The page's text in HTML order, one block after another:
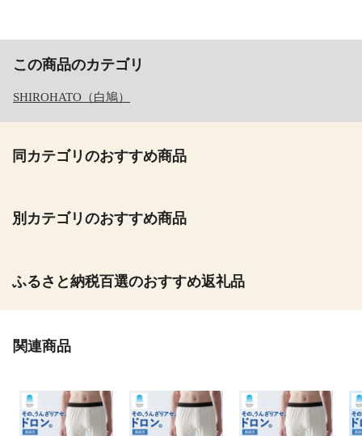
この商品のカテゴリ
SHIROHATO（白鳩）
同カテゴリのおすすめ商品
別カテゴリのおすすめ商品
ふるさと納税百選のおすすめ返礼品
関連商品